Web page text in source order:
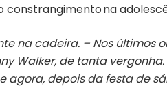
constrangimento na
na cadeira. – Nos últimos
Walker, de tanta vergonha.
agora, depois da festa de